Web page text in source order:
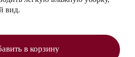
вид.
в корзину